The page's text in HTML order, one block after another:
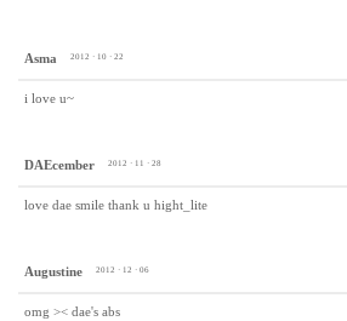
Asma 2012 · 10 · 22
i love u~
DAEcember 2012 · 11 · 28
love dae smile thank u hight_lite
Augustine 2012 · 12 · 06
omg >< dae's abs